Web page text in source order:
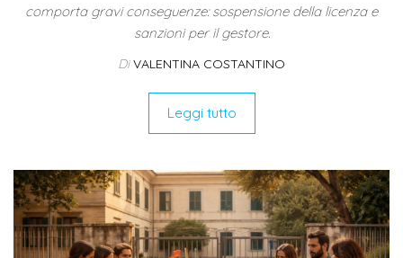
comporta gravi conseguenze: sospensione della licenza e
sanzioni per il gestore.
Di VALENTINA COSTANTINO
Leggi tutto